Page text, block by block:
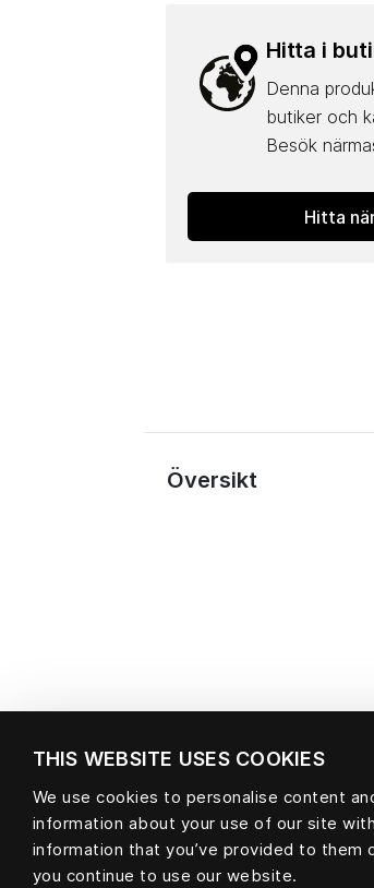
THIS WEBSITE USES COOKIES
We use cookies to personalise content
information about your use of our site
information that you’ve provided to
you continue to use our website.
Hitta i
Denna
butiker och
Besök
Hitta
Översikt
Material